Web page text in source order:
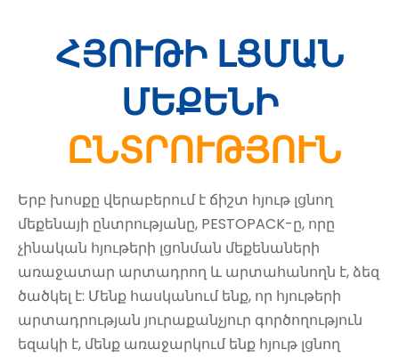
ՀՅՈՒԹԻ ԼՑՄԱՆ
ՄԵՔԵՆԻ
ԸՆՏՐՈՒԹՅՈՒՆ
Երբ խոսքը վերաբերում է ճիշտ հյութ լցնող
մեքենայի ընտրությանը, PESTOPACK-ը, որը
չինական հյութերի լցոնման մեքենաների
առաջատար արտադրող և արտահանողն է, ձեզ
ծածկել է: Մենք հասկանում ենք, որ հյութերի
արտադրության յուրաքանչյուր գործողություն
եզակի է, մենք առաջարկում ենք հյութ լցնող